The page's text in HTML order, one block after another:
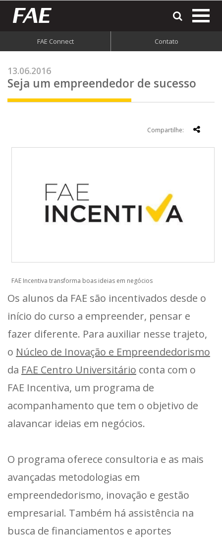
FAE Connect Contato
13.06.2016
Seja um empreendedor de sucesso
Compartilhe:
FAE Incentiva transforma boas ideias em negócios
Os alunos da FAE são incentivados desde o
início do curso a empreender, pensar e
fazer diferente. Para auxiliar nesse trajeto,
o Núcleo de Inovação e Empreendedorismo
da FAE Centro Universitário conta com o
FAE Incentiva, um programa de
acompanhamento que tem o objetivo de
alavancar ideias em negócios.
O programa oferece consultoria e as mais
avançadas metodologias em
empreendedorismo, inovação e gestão
empresarial. Também há assistência na
busca de financiamentos e aportes